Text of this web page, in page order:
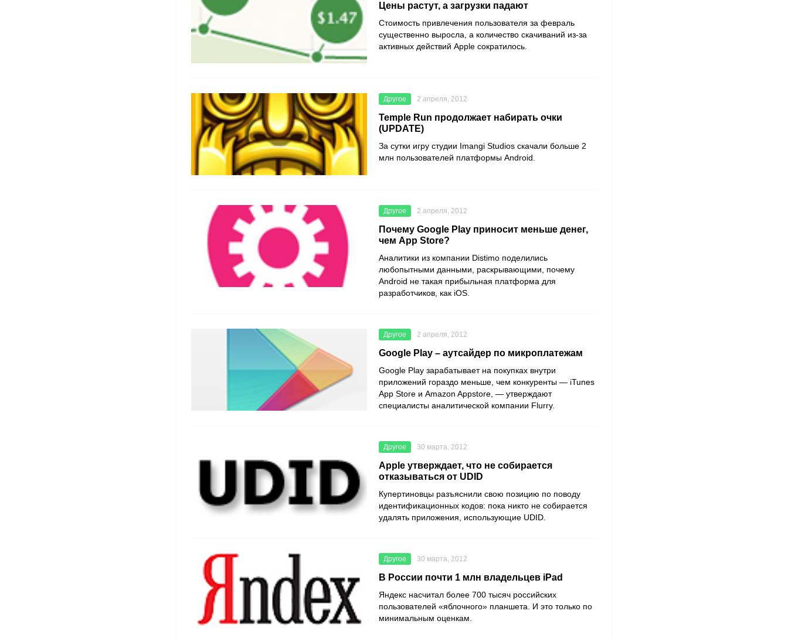
Цены растут, а загрузки падают
Стоимость привлечения пользователя за февраль
существенно выросла, а количество скачиваний из-за
активных действий Apple сократилось.
Другое 2 апреля, 2012
Temple Run продолжает набирать очки
(UPDATE)
За сутки игру студии Imangi Studios скачали больше 2
млн пользователей платформы Android.
Другое 2 апреля, 2012
Почему Google Play приносит меньше денег,
чем App Store?
Аналитики из компании Distimo поделились
любопытными данными, раскрывающими, почему
Android не такая прибыльная платформа для
разработчиков, как iOS.
Другое 2 апреля, 2012
Google Play – аутсайдер по микроплатежам
Google Play зарабатывает на покупках внутри
приложений гораздо меньше, чем конкуренты — iTunes
App Store и Amazon Appstore, — утверждают
специалисты аналитической компании Flurry.
Другое 30 марта, 2012
Apple утверждает, что не собирается
отказываться от UDID
Купертиновцы разъяснили свою позицию по поводу
идентификационных кодов: пока никто не собирается
удалять приложения, использующие UDID.
Другое 30 марта, 2012
В России почти 1 млн владельцев iPad
Яндекс насчитал более 700 тысяч российских
пользователей «яблочного» планшета. И это только по
минимальным оценкам.